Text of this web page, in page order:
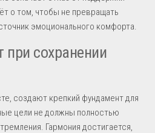
о том, чтобы не превращать
эмоционального комфорта.
при сохранении
создают крепкий фундамент для
цели не должны полностью
Гармония достигается,